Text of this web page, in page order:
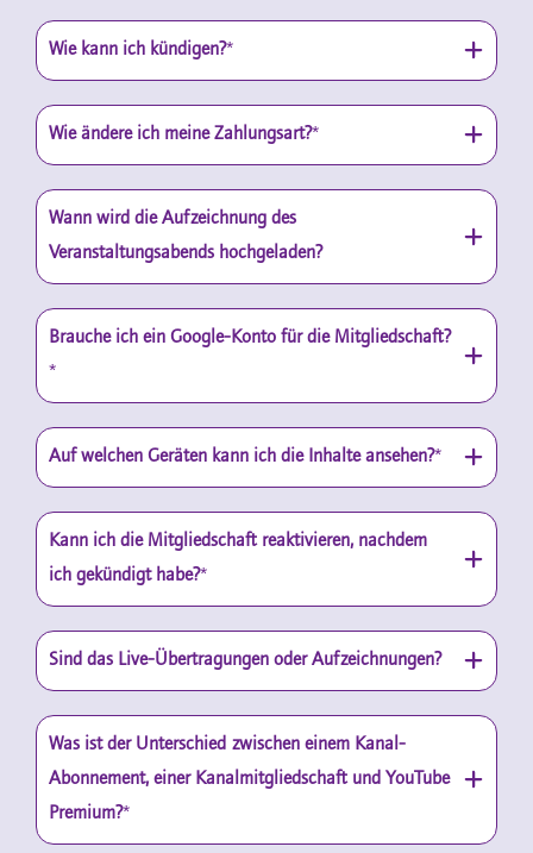
Wie kann ich kündigen?*
Wie ändere ich meine Zahlungsart?*
Wann wird die Aufzeichnung des
Veranstaltungsabends hochgeladen?
Brauche ich ein Google-Konto für die Mitgliedschaft?
*
Auf welchen Geräten kann ich die Inhalte ansehen?*
Kann ich die Mitgliedschaft reaktivieren, nachdem
ich gekündigt habe?*
Sind das Live-Übertragungen oder Aufzeichnungen?
Was ist der Unterschied zwischen einem Kanal-
Abonnement, einer Kanalmitgliedschaft und YouTube
Premium?*